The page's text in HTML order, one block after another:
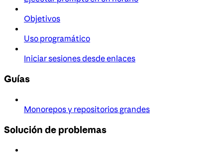
Objetivos
Uso programático
Iniciar sesiones desde enlaces
Guías
Monorepos y repositorios grandes
Solución de problemas